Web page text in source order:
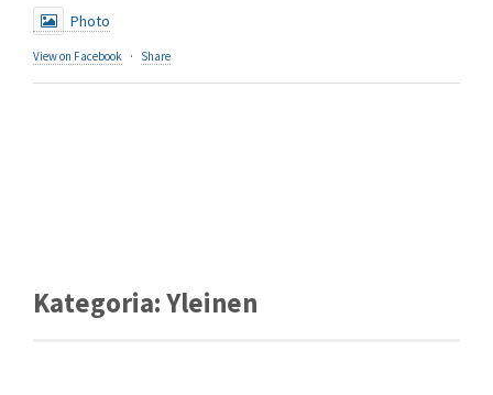
Photo
View on Facebook · Share
Kategoria:Yleinen